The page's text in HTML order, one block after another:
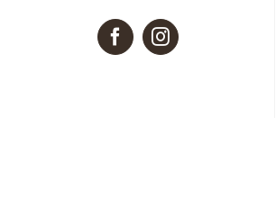
FacebookInstagram